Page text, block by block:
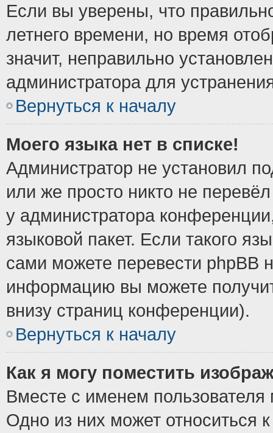
Если вы уверены, что
летнего времени, но время
значит, неправильно
администратора для
Вернуться к началу
Моего языка нет в списке!
Администратор не установил
или же просто никто не
у администратора
языковой пакет. Если такого
сами можете перевести phpBB
информацию вы можете
внизу страниц конференции).
Вернуться к началу
Как я могу поместить
Вместе с именем пользователя
Одно из них может относиться